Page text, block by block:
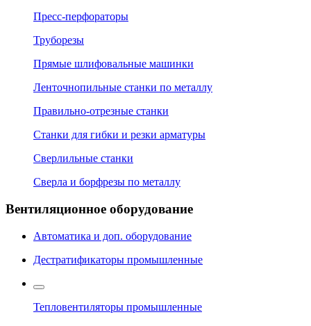
Пресс-перфораторы
Труборезы
Прямые шлифовальные машинки
Ленточнопильные станки по металлу
Правильно-отрезные станки
Станки для гибки и резки арматуры
Сверлильные станки
Сверла и борфрезы по металлу
Вентиляционное оборудование
Автоматика и доп. оборудование
Дестратификаторы промышленные
Тепловентиляторы промышленные